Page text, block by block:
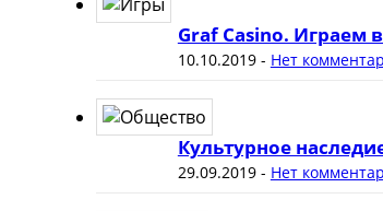
Graf Casino. Играем
10.10.2019- Нет
Культурное
29.09.2019- Нет